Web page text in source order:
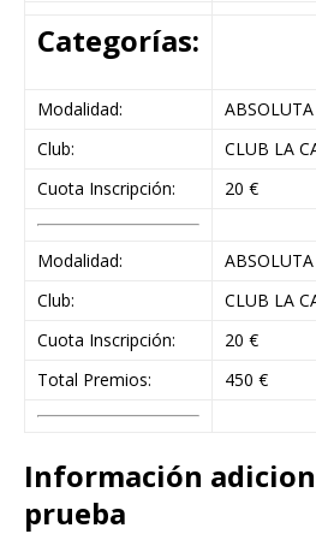
Categorías:
Modalidad:
Club:
CLUB LA
Cuota Inscripción:
20 €
Modalidad:
Club:
CLUB LA
Cuota Inscripción:
20 €
Total Premios:
450 €
Información
prueba